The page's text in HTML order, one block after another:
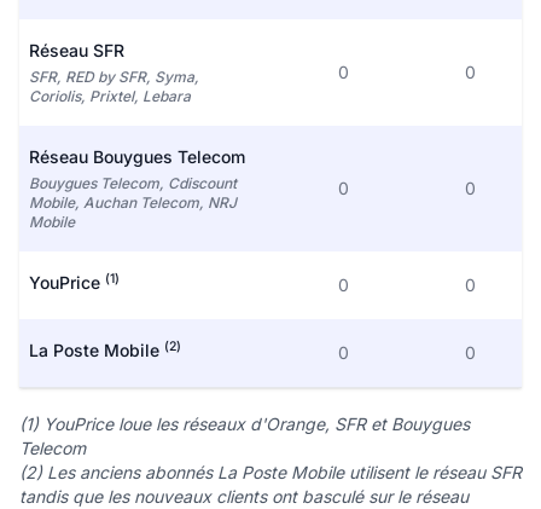
Réseau SFR
SFR, RED by SFR, Syma,
Coriolis, Prixtel, Lebara
0 0
Réseau Bouygues Telecom
Bouygues Telecom, Cdiscount
Mobile, Auchan Telecom, NRJ
Mobile
0 0
YouPrice (1) 0 0
La Poste Mobile (2) 0 0
(1) YouPrice loue les réseaux d'Orange, SFR et Bouygues
Telecom
(2) Les anciens abonnés La Poste Mobile utilisent le réseau SFR
tandis que les nouveaux clients ont basculé sur le réseau